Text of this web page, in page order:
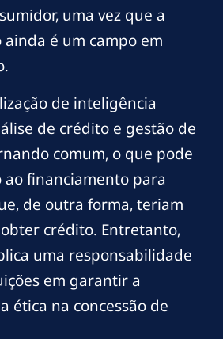
uma vez que a
é um campo em
de inteligência
de crédito e gestão de
comum, o que pode
ao financiamento para
de outra forma, teriam
crédito. Entretanto,
uma responsabilidade
em garantir a
ética na concessão de